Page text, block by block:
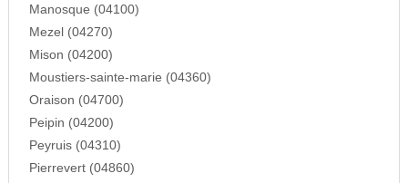
Manosque (04100)
Mezel (04270)
Mison (04200)
Moustiers-sainte-marie (04360)
Oraison (04700)
Peipin (04200)
Peyruis (04310)
Pierrevert (04860)